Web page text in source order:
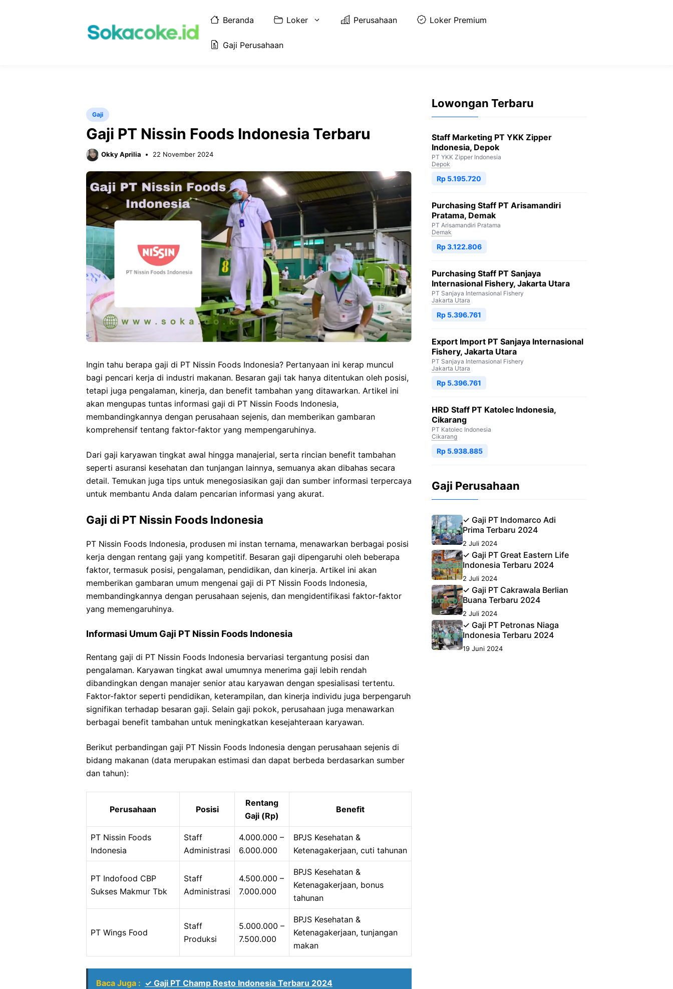
Beranda Loker Perusahaan Loker Premium
Gaji Perusahaan
Gaji
Gaji PT Nissin Foods Indonesia Terbaru
Okky Aprilia 22 November 2024
Ingin tahu berapa gaji di PT Nissin Foods Indonesia? Pertanyaan ini kerap muncul
bagi pencari kerja di industri makanan. Besaran gaji tak hanya ditentukan oleh posisi,
tetapi juga pengalaman, kinerja, dan benefit tambahan yang ditawarkan. Artikel ini
akan mengupas tuntas informasi gaji di PT Nissin Foods Indonesia,
membandingkannya dengan perusahaan sejenis, dan memberikan gambaran
komprehensif tentang faktor-faktor yang mempengaruhinya.
Dari gaji karyawan tingkat awal hingga manajerial, serta rincian benefit tambahan
seperti asuransi kesehatan dan tunjangan lainnya, semuanya akan dibahas secara
detail. Temukan juga tips untuk menegosiasikan gaji dan sumber informasi terpercaya
untuk membantu Anda dalam pencarian informasi yang akurat.
Gaji di PT Nissin Foods Indonesia
PT Nissin Foods Indonesia, produsen mi instan ternama, menawarkan berbagai posisi
kerja dengan rentang gaji yang kompetitif. Besaran gaji dipengaruhi oleh beberapa
faktor, termasuk posisi, pengalaman, pendidikan, dan kinerja. Artikel ini akan
memberikan gambaran umum mengenai gaji di PT Nissin Foods Indonesia,
membandingkannya dengan perusahaan sejenis, dan mengidentifikasi faktor-faktor
yang memengaruhinya.
Informasi Umum Gaji PT Nissin Foods Indonesia
Rentang gaji di PT Nissin Foods Indonesia bervariasi tergantung posisi dan
pengalaman. Karyawan tingkat awal umumnya menerima gaji lebih rendah
dibandingkan dengan manajer senior atau karyawan dengan spesialisasi tertentu.
Faktor-faktor seperti pendidikan, keterampilan, dan kinerja individu juga berpengaruh
signifikan terhadap besaran gaji. Selain gaji pokok, perusahaan juga menawarkan
berbagai benefit tambahan untuk meningkatkan kesejahteraan karyawan.
Berikut perbandingan gaji PT Nissin Foods Indonesia dengan perusahaan sejenis di
bidang makanan (data merupakan estimasi dan dapat berbeda berdasarkan sumber
dan tahun):
Perusahaan Posisi
Rentang
Gaji (Rp)
Benefit
PT Nissin Foods
Indonesia
Staff
Administrasi
4.000.000 –
6.000.000
BPJS Kesehatan &
Ketenagakerjaan, cuti tahunan
PT Indofood CBP
Sukses Makmur Tbk
Staff
Administrasi
4.500.000 –
7.000.000
BPJS Kesehatan &
Ketenagakerjaan, bonus
tahunan
PT Wings Food
Staff
Produksi
5.000.000 –
7.500.000
BPJS Kesehatan &
Ketenagakerjaan, tunjangan
makan
Baca Juga : ✓ Gaji PT Champ Resto Indonesia Terbaru 2024
Lowongan Terbaru
Staff Marketing PT YKK Zipper
Indonesia, Depok
PT YKK Zipper Indonesia
Depok
Rp 5.195.720
Purchasing Staff PT Arisamandiri
Pratama, Demak
PT Arisamandiri Pratama
Demak
Rp 3.122.806
Purchasing Staff PT Sanjaya
Internasional Fishery, Jakarta Utara
PT Sanjaya Internasional Fishery
Jakarta Utara
Rp 5.396.761
Export Import PT Sanjaya Internasional
Fishery, Jakarta Utara
PT Sanjaya Internasional Fishery
Jakarta Utara
Rp 5.396.761
HRD Staff PT Katolec Indonesia,
Cikarang
PT Katolec Indonesia
Cikarang
Rp 5.938.885
Gaji Perusahaan
✓ Gaji PT Indomarco Adi
Prima Terbaru 2024
2 Juli 2024
✓ Gaji PT Great Eastern Life
Indonesia Terbaru 2024
2 Juli 2024
✓ Gaji PT Cakrawala Berlian
Buana Terbaru 2024
2 Juli 2024
✓ Gaji PT Petronas Niaga
Indonesia Terbaru 2024
19 Juni 2024